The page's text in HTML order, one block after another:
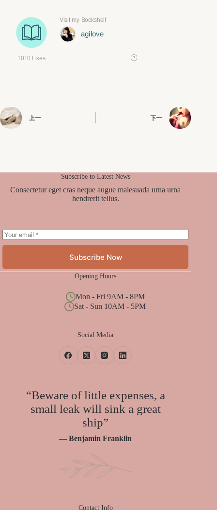
上一 下一
Subscribe to Latest News
Consectetur eget cras neque augue malesuada urna urna
hendrerit tellus.
Subscribe Now
Opening Hours
Mon - Fri 9AM - 8PM
Sat - Sun 10AM - 5PM
Social Media
“Beware of little expenses, a
small leak will sink a great
ship”
— Benjamin Franklin
Contact Info